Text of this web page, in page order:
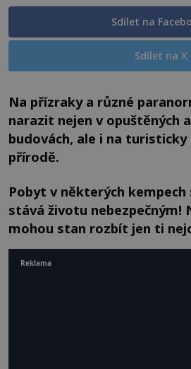
Sdílet na
Sdílet na X
Na přízraky a různé
narazit nejen v opuštěných
budovách, ale i na
přírodě.
Pobyt v některých kempech
stává životu nebezpečným!
mohou stan rozbít jen ti
Reklama